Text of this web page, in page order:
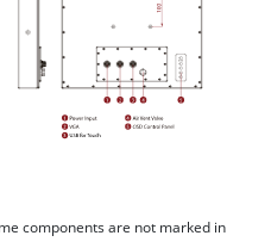
components are not marked in